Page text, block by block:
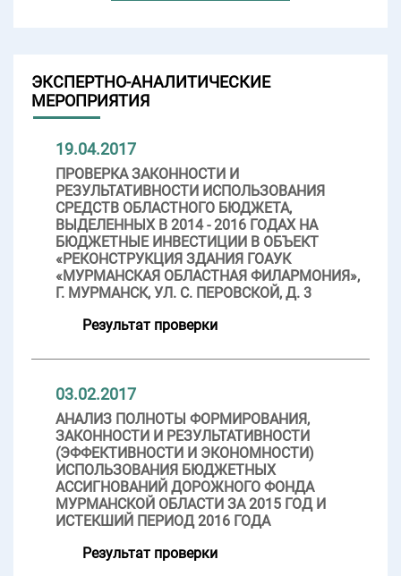
ЭКСПЕРТНО-АНАЛИТИЧЕСКИЕ
МЕРОПРИЯТИЯ
19.04.2017
ПРОВЕРКА ЗАКОННОСТИ И
РЕЗУЛЬТАТИВНОСТИ ИСПОЛЬЗОВАНИЯ
СРЕДСТВ ОБЛАСТНОГО БЮДЖЕТА,
ВЫДЕЛЕННЫХ В 2014 - 2016 ГОДАХ НА
БЮДЖЕТНЫЕ ИНВЕСТИЦИИ В ОБЪЕКТ
«РЕКОНСТРУКЦИЯ ЗДАНИЯ ГОАУК
«МУРМАНСКАЯ ОБЛАСТНАЯ ФИЛАРМОНИЯ»,
Г. МУРМАНСК, УЛ. С. ПЕРОВСКОЙ, Д. 3
Результат проверки
03.02.2017
АНАЛИЗ ПОЛНОТЫ ФОРМИРОВАНИЯ,
ЗАКОННОСТИ И РЕЗУЛЬТАТИВНОСТИ
(ЭФФЕКТИВНОСТИ И ЭКОНОМНОСТИ)
ИСПОЛЬЗОВАНИЯ БЮДЖЕТНЫХ
АССИГНОВАНИЙ ДОРОЖНОГО ФОНДА
МУРМАНСКОЙ ОБЛАСТИ ЗА 2015 ГОД И
ИСТЕКШИЙ ПЕРИОД 2016 ГОДА
Результат проверки